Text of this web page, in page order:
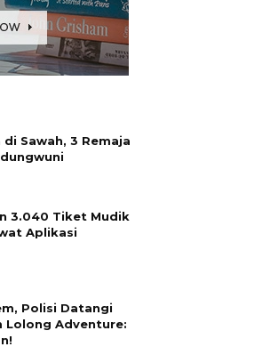
Sawah, 3 Remaja
3.040 Tiket Mudik
Aplikasi
Polisi Datangi
Lolong Adventure: